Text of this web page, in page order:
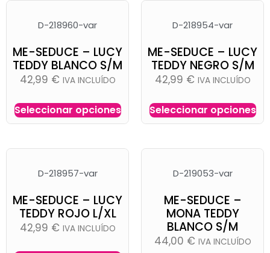
D-218960-var
ME-SEDUCE – LUCY
TEDDY BLANCO S/M
42,99 € IVA INCLUÍDO
Seleccionar opciones
D-218954-var
ME-SEDUCE – LUCY
TEDDY NEGRO S/M
42,99 € IVA INCLUÍDO
Seleccionar opciones
D-218957-var
ME-SEDUCE – LUCY
TEDDY ROJO L/XL
42,99 € IVA INCLUÍDO
D-219053-var
ME-SEDUCE –
MONA TEDDY
BLANCO S/M
44,00 € IVA INCLUÍDO